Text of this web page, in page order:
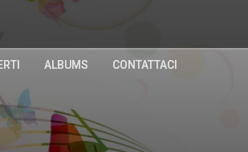
ALBUMS CONTATTACI